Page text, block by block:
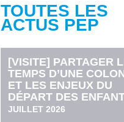
TOUTES LES
ACTUS PEP
[VISITE] PARTAGER
TEMPS D’UNE
ET LES ENJEUX DU
DÉPART DES
JUILLET 2026